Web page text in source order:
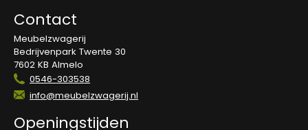
Contact
Meubelzwagerij
Bedrijvenpark Twente 30
7602 KB Almelo
0546-303538
info@meubelzwagerij.nl
Openingstijden